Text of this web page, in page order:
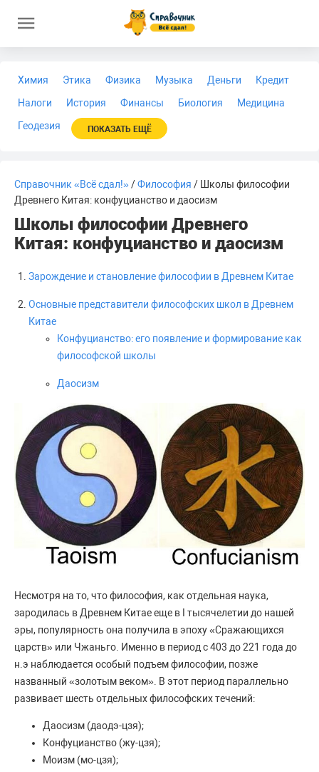
Химия Этика Физика Музыка Деньги
Кредит
Налоги
История Финансы Биология
Медицина
Геодезия
ПОКАЗАТЬ ЕЩЁ
Справочник «Всё сдал!»/Философия / Школы философии
Древнего Китая: конфуцианство и даосизм
Школы философии Древнего
Китая: конфуцианство и даосизм
Зарождение и становление философии в Древнем Китае
Основные представители философских школ в Древнем
Китае
Конфуцианство: его появление и формирование как
философской школы
Даосизм
Несмотря на то, что философия, как отдельная наука,
зародилась в Древнем Китае еще в I тысячелетии до нашей
эры, популярность она получила в эпоху «Сражающихся
царств» или Чжаньго. Именно в период с 403 до 221 года до
н.э наблюдается особый подъем философии, позже
названный «золотым веком». В этот период параллельно
развивает шесть отдельных философских течений:
Даосизм (даодэ-цзя);
Конфуцианство (жу-цзя);
Моизм (мо-цзя);